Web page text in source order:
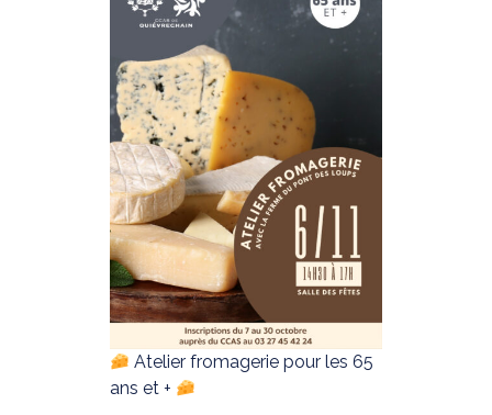
Atelier fromagerie pour les 65
ans et +